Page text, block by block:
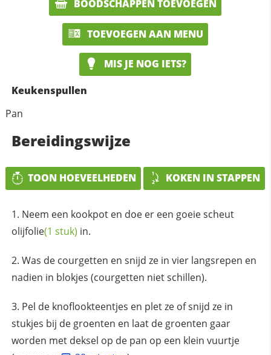
BOODSCHAPPEN TOEVOEGEN
TOEVOEGEN AAN MENU
MIS JE NOG IETS?
Keukenspullen
Pan
Bereidingswijze
TOON HOEVEELHEDEN KOKEN IN STAPPEN
Neem een kookpot en doe er een goeie scheut
olijfolie(1 stuk) in.
Was de courgetten en snijd ze in vier langsrepen en
nadien in blokjes (courgetten niet schillen).
Pel de knoflookteentjes en plet ze of snijd ze in
stukjes bij de groenten en laat de groenten gaar
worden met deksel op de pan op een klein vuurtje